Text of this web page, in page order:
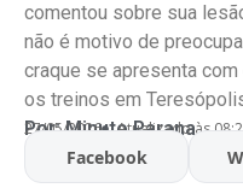
comentou sobre sua
não é motivo de
craque se apresenta
os treinos em
Por:Minuto Parana
27/05/2026 Atualizado às
Facebook